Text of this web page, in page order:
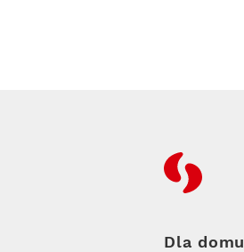
RFC
Dla domu